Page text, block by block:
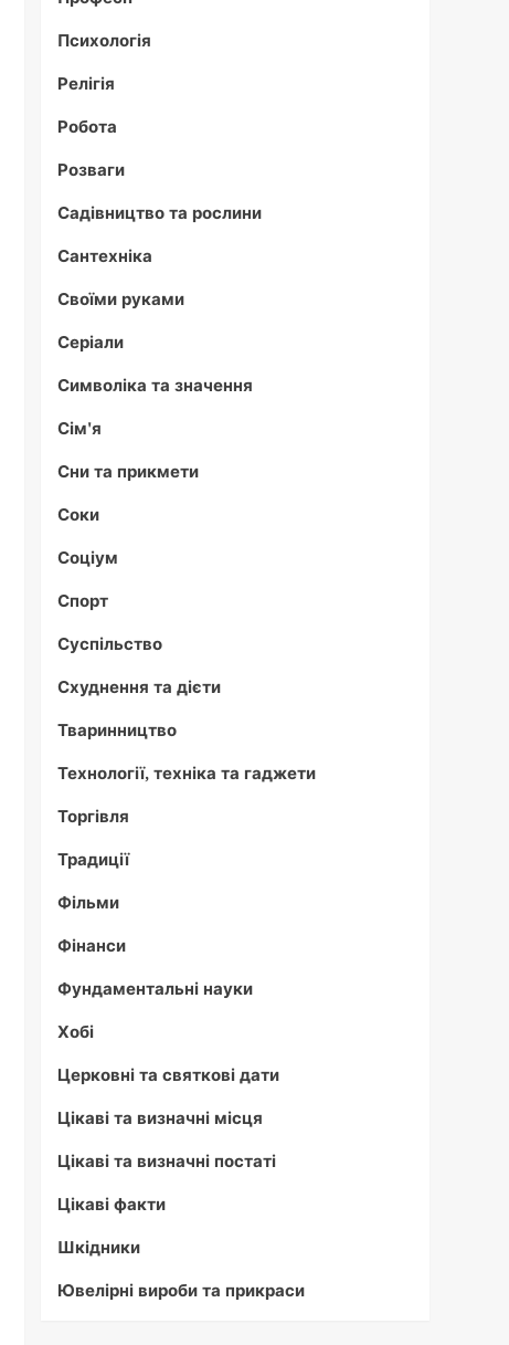
Психологія
Релігія
Робота
Розваги
Садівництво та рослини
Сантехніка
Своїми руками
Серіали
Символіка та значення
Сім'я
Сни та прикмети
Соки
Соціум
Спорт
Суспільство
Схуднення та дієти
Тваринництво
Технології, техніка та гаджети
Торгівля
Традиції
Фільми
Фінанси
Фундаментальні науки
Хобі
Церковні та святкові дати
Цікаві та визначні місця
Цікаві та визначні постаті
Цікаві факти
Шкідники
Ювелірні вироби та прикраси